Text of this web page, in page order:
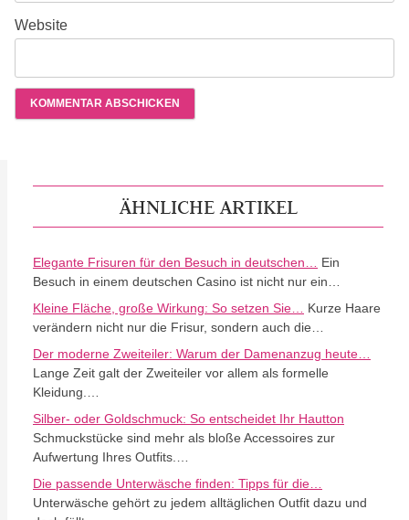
Website
ÄHNLICHE ARTIKEL
Elegante Frisuren für den Besuch in deutschen…
Ein
Besuch in einem deutschen Casino ist nicht nur ein…
Kleine Fläche, große Wirkung: So setzen Sie…
Kurze Haare
verändern nicht nur die Frisur, sondern auch die…
Der moderne Zweiteiler: Warum der Damenanzug heute…
Lange Zeit galt der Zweiteiler vor allem als formelle
Kleidung.…
Silber- oder Goldschmuck: So entscheidet Ihr Hautton
Schmuckstücke sind mehr als bloße Accessoires zur
Aufwertung Ihres Outfits.…
Die passende Unterwäsche finden: Tipps für die…
Unterwäsche gehört zu jedem alltäglichen Outfit dazu und